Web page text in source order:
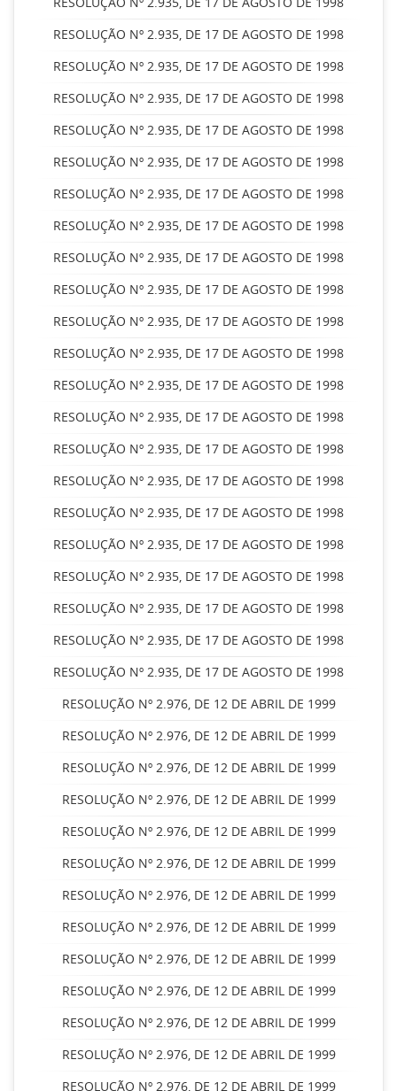
RESOLUÇÃO Nº 2.935, DE 17 DE AGOSTO DE 1998
RESOLUÇÃO Nº 2.935, DE 17 DE AGOSTO DE 1998
RESOLUÇÃO Nº 2.935, DE 17 DE AGOSTO DE 1998
RESOLUÇÃO Nº 2.935, DE 17 DE AGOSTO DE 1998
RESOLUÇÃO Nº 2.935, DE 17 DE AGOSTO DE 1998
RESOLUÇÃO Nº 2.935, DE 17 DE AGOSTO DE 1998
RESOLUÇÃO Nº 2.935, DE 17 DE AGOSTO DE 1998
RESOLUÇÃO Nº 2.935, DE 17 DE AGOSTO DE 1998
RESOLUÇÃO Nº 2.935, DE 17 DE AGOSTO DE 1998
RESOLUÇÃO Nº 2.935, DE 17 DE AGOSTO DE 1998
RESOLUÇÃO Nº 2.935, DE 17 DE AGOSTO DE 1998
RESOLUÇÃO Nº 2.935, DE 17 DE AGOSTO DE 1998
RESOLUÇÃO Nº 2.935, DE 17 DE AGOSTO DE 1998
RESOLUÇÃO Nº 2.935, DE 17 DE AGOSTO DE 1998
RESOLUÇÃO Nº 2.935, DE 17 DE AGOSTO DE 1998
RESOLUÇÃO Nº 2.935, DE 17 DE AGOSTO DE 1998
RESOLUÇÃO Nº 2.935, DE 17 DE AGOSTO DE 1998
RESOLUÇÃO Nº 2.935, DE 17 DE AGOSTO DE 1998
RESOLUÇÃO Nº 2.935, DE 17 DE AGOSTO DE 1998
RESOLUÇÃO Nº 2.935, DE 17 DE AGOSTO DE 1998
RESOLUÇÃO Nº 2.935, DE 17 DE AGOSTO DE 1998
RESOLUÇÃO Nº 2.976, DE 12 DE ABRIL DE 1999
RESOLUÇÃO Nº 2.976, DE 12 DE ABRIL DE 1999
RESOLUÇÃO Nº 2.976, DE 12 DE ABRIL DE 1999
RESOLUÇÃO Nº 2.976, DE 12 DE ABRIL DE 1999
RESOLUÇÃO Nº 2.976, DE 12 DE ABRIL DE 1999
RESOLUÇÃO Nº 2.976, DE 12 DE ABRIL DE 1999
RESOLUÇÃO Nº 2.976, DE 12 DE ABRIL DE 1999
RESOLUÇÃO Nº 2.976, DE 12 DE ABRIL DE 1999
RESOLUÇÃO Nº 2.976, DE 12 DE ABRIL DE 1999
RESOLUÇÃO Nº 2.976, DE 12 DE ABRIL DE 1999
RESOLUÇÃO Nº 2.976, DE 12 DE ABRIL DE 1999
RESOLUÇÃO Nº 2.976, DE 12 DE ABRIL DE 1999
RESOLUÇÃO Nº 2.976, DE 12 DE ABRIL DE 1999